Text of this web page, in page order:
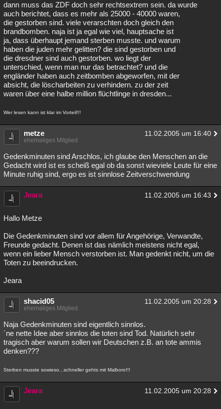
dann muss das ZDF doch sehr rechtsextrem sein. da wurde
auch berichtet, dass es mehr als 25000 - 40000 waren,
die gestorben sind. viele verarschten doch gleich den
brandbomben. naja ist ja egal wie viel, hauptsache ist
ja, dass überhaupt jemand sterben musste. und warum
haben die juden mehr gelitten? die sind gestorben und
die dresdner sind auch gestorben. wo liegt der
unterschied, wenn man nur das betrachtet? und die
engländer haben auch zeitbomben abgeworfen, mit der
absicht, die löscharbeiten zu verhindern. zu der zeit
waren über eine halbe million flüchtlinge in dresden...
Wer lesen kann ist klar im Vorteil!!!
metze 11.02.2005 um 16:40
ehemaliges Mitglied
Gedenkminuten sind Arschlos, ich glaube den Menschen an die
Gedacht wird ist es scheiß egal ob da sonst wieviele Leute für eine
Minute ruhig sind, ergo es ist sinnlose Zeitverschwendung
Jeara 11.02.2005 um 16:43
Hallo Metze
Die Gedenkminuten sind vor allem für Angehörige, Verwandte,
Freunde gedacht. Denen ist das nämlich meistens nicht egal,
wenn ein lieber Mensch verstorben ist. Man gedenkt nicht, um die
Toten zu beeindrucken.
Jeara
shacid05 11.02.2005 um 20:28
ehemaliges Mitglied
Naja Gedenkminuten sind eigentlich sinnlos.
´ne nette Idee aber sinnlos die toten sind Tod. Natürlich sehr
tragisch aber warum sollen wir Deutschen z.B. an tote ammis
denken???
Sterben musste sowieso...schneller gehts mit Malboro!!!
Jeara 11.02.2005 um 20:28